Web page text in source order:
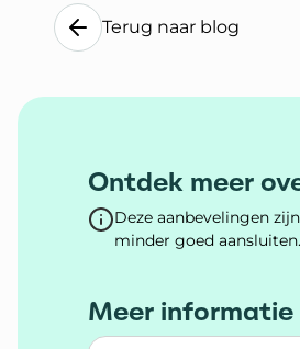
Terug naar blog
Ontdek meer
Deze aanbevelingen
minder goed aansluiten.
Meer informatie